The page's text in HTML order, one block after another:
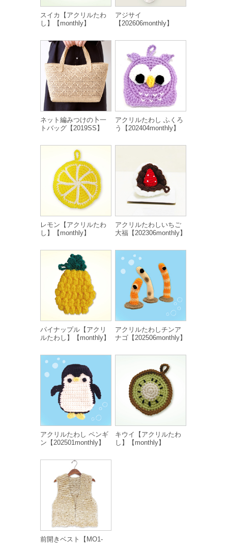
スイカ【アクリルたわ
し】【monthly】
アジサイ
【202606monthly】
ネット編みつけの卜一
トバッグ【2019SS】
アクリルたわし ふくろ
う【202404monthly】
レモン【アクリルたわ
し】【monthly】
アクリルたわしいちご
大福【202306monthly】
パイナップル【アクリ
ルたわし】【monthly】
アクリルたわしチンア
ナゴ【202506monthly】
アクリルたわし ペンギ
ン【202501monthly】
キウイ【アクリルたわ
し】【monthly】
前開きベスト【MO1-